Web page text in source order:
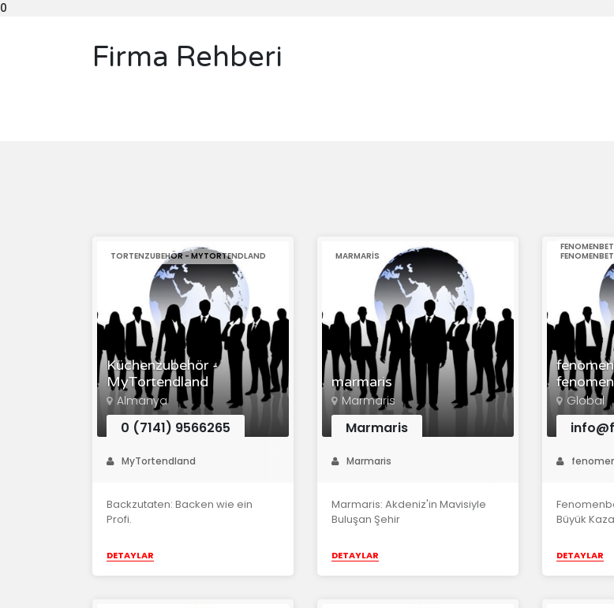
0
Firma Rehberi
Küchenzubehör -
MyTortendland
TORTENZUBEHÖR - MYTORTENDLAND
Almanya
0 (7141) 9566265
MyTortendland
Backzutaten: Backen wie ein
Profi.
DETAYLAR
marmaris
MARMARIS
Marmaris
Marmaris
Marmaris
Marmaris: Akdeniz'in Mavisiyle
Buluşan Şehir
DETAYLAR
Global
Büyük
DETAYLAR